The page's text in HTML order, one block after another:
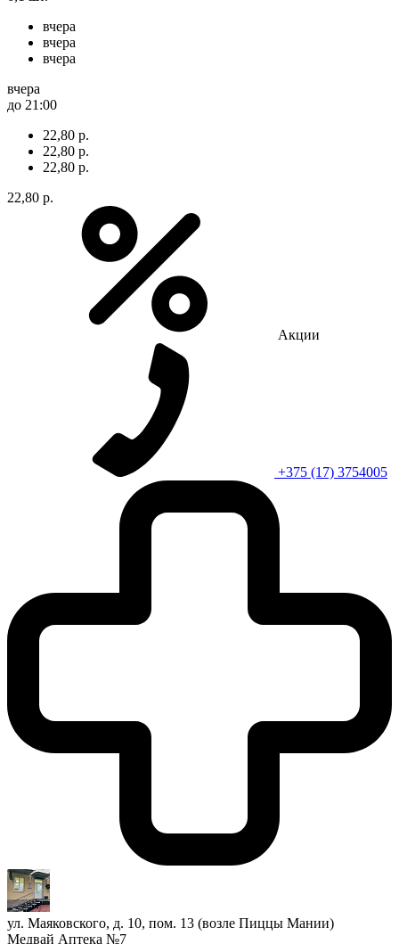
вчера
вчера
вчера
вчера
до 21:00
22,80 р.
22,80 р.
22,80 р.
22,80 р.
Акции
+375 (17) 3754005
ул. Маяковского, д. 10, пом. 13 (возле Пиццы Мании)
Медвай Аптека №7